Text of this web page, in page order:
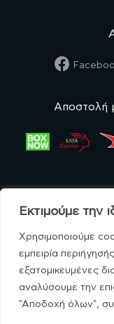
Εκτιμούμε την
Χρησιμοποιούμε
εμπειρία
εξατομικευμένες
αναλύσουμε την
"Αποδοχή όλων",
Αποστολή
©